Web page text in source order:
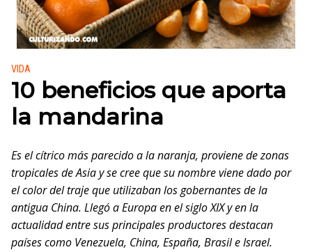
Publicado en:
VIDA
10 beneficios que aporta
la mandarina
Es el cítrico más parecido a la naranja, proviene de zonas
tropicales de Asia y se cree que su nombre viene dado por
el color del traje que utilizaban los gobernantes de la
antigua China. Llegó a Europa en el siglo XIX y en la
actualidad entre sus principales productores destacan
países como Venezuela, China, España, Brasil e Israel.